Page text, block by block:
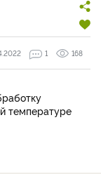
1 168
температуре